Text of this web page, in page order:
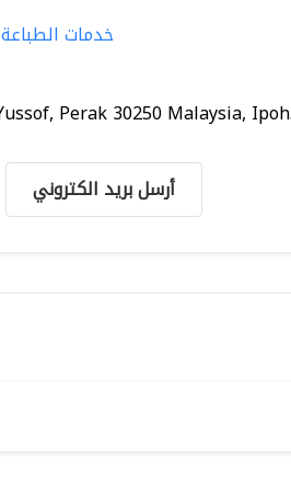
خدمات الطباعة
Perak 30250 Malaysia,
أرسل بريد الكتروني